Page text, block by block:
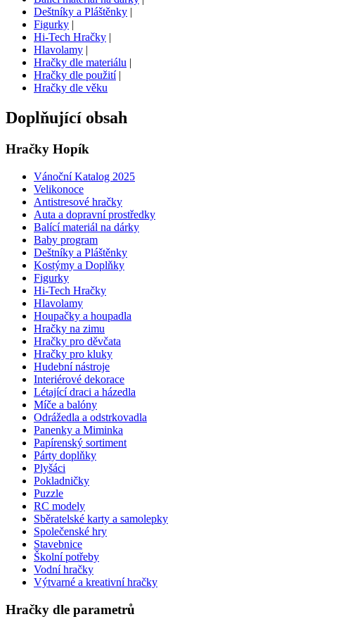
Deštníky a Pláštěnky |
Figurky |
Hi-Tech Hračky |
Hlavolamy |
Hračky dle materiálu |
Hračky dle použití|
Hračky dle věku
Doplňující obsah
Hračky Hopík
Vánoční Katalog 2025
Velikonoce
Antistresové hračky
Auta a dopravní prostředky
Balící materiál na dárky
Baby program
Deštníky a Pláštěnky
Kostýmy a Doplňky
Figurky
Hi-Tech Hračky
Hlavolamy
Houpačky a houpadla
Hračky na zimu
Hračky pro děvčata
Hračky pro kluky
Hudební nástroje
Interiérové dekorace
Létající draci a házedla
Míče a balóny
Odrážedla a odstrkovadla
Panenky a Miminka
Papírenský sortiment
Párty doplňky
Plyšáci
Pokladničky
Puzzle
RC modely
Sběratelské karty a samolepky
Společenské hry
Stavebnice
Školní potřeby
Vodní hračky
Výtvarné a kreativní hračky
Hračky dle parametrů